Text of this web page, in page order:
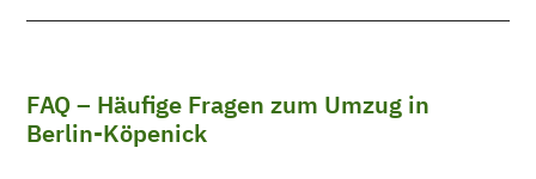
FAQ – Häufige Fragen zum Umzug in
Berlin-Köpenick